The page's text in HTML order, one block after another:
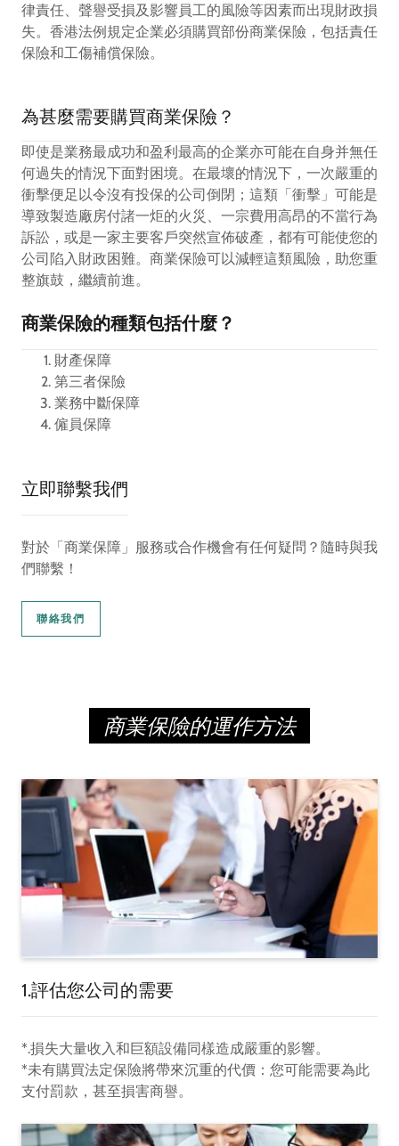
律責任、聲譽受損及影響員工的風險等因素而出現財政損
失。香港法例規定企業必須購買部份商業保險，包括責任
保險和工傷補償保險。
為甚麼需要購買商業保險？
即使是業務最成功和盈利最高的企業亦可能在自身并無任
何過失的情況下面對困境。在最壞的情況下，一次嚴重的
衝擊便足以令沒有投保的公司倒閉；這類「衝擊」可能是
導致製造廠房付諸一炬的火災、一宗費用高昂的不當行為
訴訟，或是一家主要客戶突然宣佈破產，都有可能使您的
公司陷入財政困難。商業保險可以減輕這類風險，助您重
整旗鼓，繼續前進。
商業保險的種類包括什麼？
財產保障
第三者保險
業務中斷保障
僱員保障
立即聯繫我們
對於「商業保障」服務或合作機會有任何疑問？隨時與我
們聯繫！
聯絡我們
商業保險的運作方法
1.評估您公司的需要
*.損失大量收入和巨額設備同樣造成嚴重的影響。
*未有購買法定保險將帶來沉重的代價：您可能需要為此
支付罰款，甚至損害商譽。